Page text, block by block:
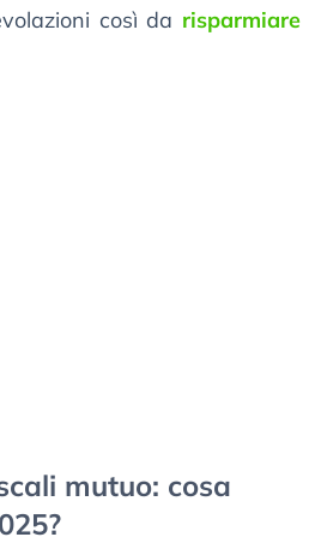
così da risparmiare
mutuo: cosa